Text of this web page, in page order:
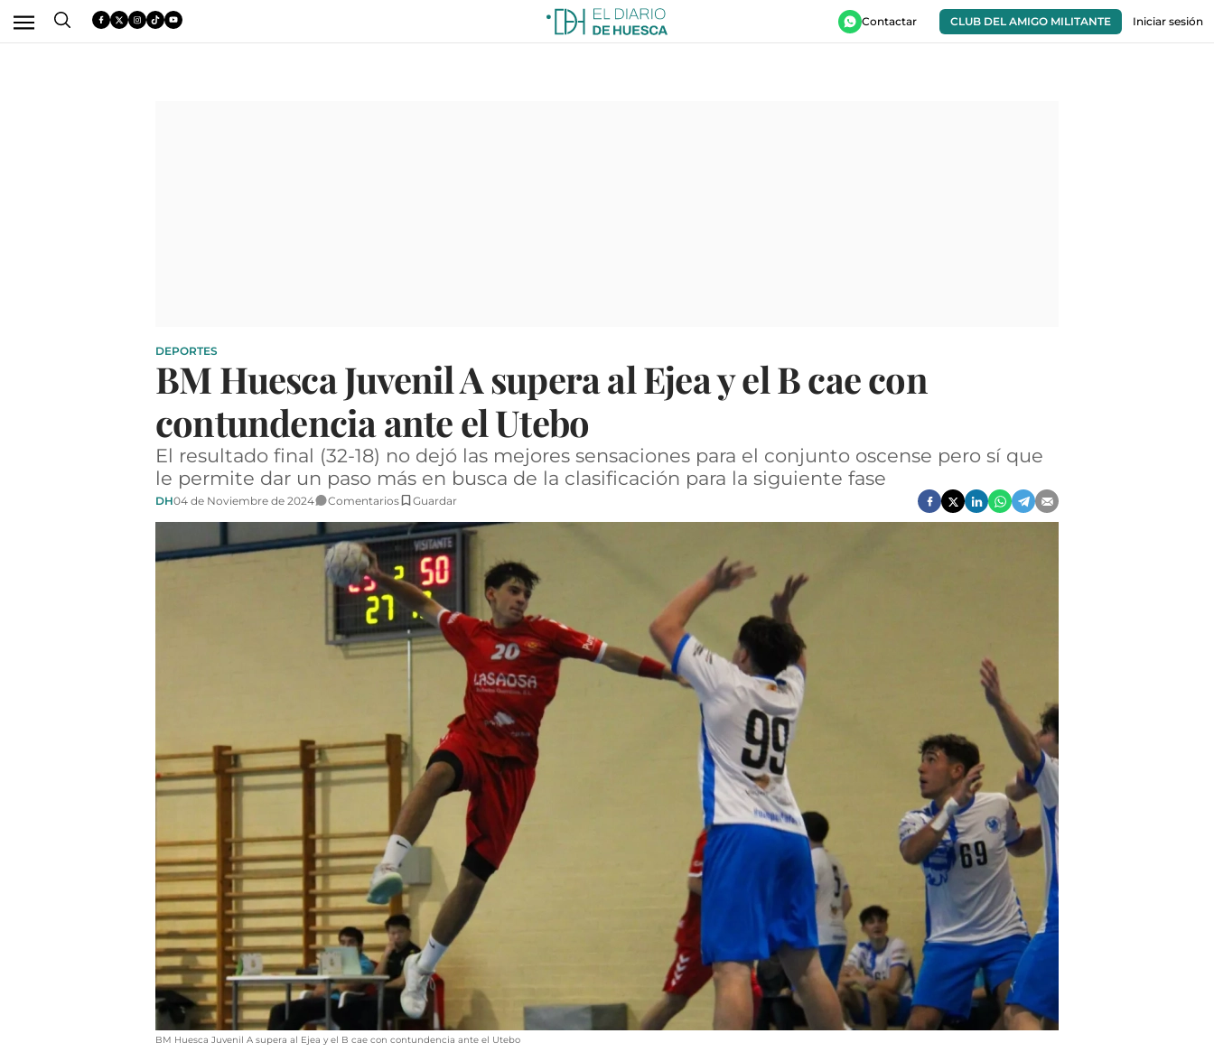
Contactar CLUB DEL AMIGO MILITANTE Iniciar sesión
DEPORTES
BM Huesca Juvenil A supera al Ejea y el B cae con
contundencia ante el Utebo
El resultado final (32-18) no dejó las mejores sensaciones para el conjunto oscense pero sí que
le permite dar un paso más en busca de la clasificación para la siguiente fase
DH04 de Noviembre de 2024 Comentarios Guardar
BM Huesca Juvenil A supera al Ejea y el B cae con contundencia ante el Utebo